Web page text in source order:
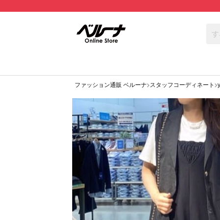
ファッション通販 ベルーナ スタッフコーディネート